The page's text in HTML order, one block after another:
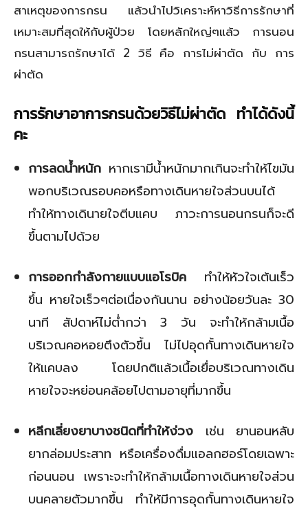
สาเหตุของการกรน แล้วนำไปวิเคราะห์หาวิธีการรักษาที่
เหมาะสมที่สุดให้กับผู้ป่วย โดยหลักใหญ่ๆแล้ว การนอน
กรนสามารถรักษาได้ 2 วิธี คือ การไม่ผ่าตัด กับ การ
ผ่าตัด
การรักษาอาการกรนด้วยวิธีไม่ผ่าตัด ทำได้ดังนี้
คะ
การลดน้ำหนัก หากเรามีน้ำหนักมากเกินจะทำให้ไขมัน
พอกบริเวณรอบคอหรือทางเดินหายใจส่วนบนได้
ทำให้ทางเดินายใจตีบแคบ ภาวะการนอนกรนก็จะดี
ขึ้นตามไปด้วย
การออกกำลังกายแบบแอโรบิค ทำให้หัวใจเต้นเร็ว
ขึ้น หายใจเร็วๆต่อเนื่องกันนาน อย่างน้อยวันละ 30
นาที สัปดาห์ไม่ต่ำกว่า 3 วัน จะทำให้กล้ามเนื้อ
บริเวณคอหอยตึงตัวขึ้น ไม่ไปอุดกั้นทางเดินหายใจ
ให้แคบลง โดยปกติแล้วเนื้อเยื่อบริเวณทางเดิน
หายใจจะหย่อนคล้อยไปตามอายุที่มากขึ้น
หลีกเลี่ยงยาบางชนิดที่ทำให้ง่วง เช่น ยานอนหลับ
ยากล่อมประสาท หรือเครื่องดื่มแอลกฮอร์โดยเฉพาะ
ก่อนนอน เพราะจะทำให้กล้ามเนื้อทางเดินหายใจส่วน
บนคลายตัวมากขึ้น ทำให้มีการอุดกั้นทางเดินหายใจ